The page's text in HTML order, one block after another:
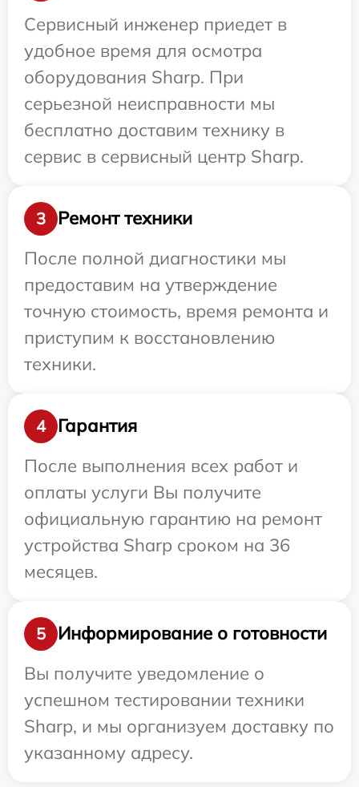
Сервисный инженер приедет в
удобное время для осмотра
оборудования Sharp. При
серьезной неисправности мы
бесплатно доставим технику в
сервис в сервисный центр Sharp.
3
Ремонт техники
После полной диагностики мы
предоставим на утверждение
точную стоимость, время ремонта и
приступим к восстановлению
техники.
4
Гарантия
После выполнения всех работ и
оплаты услуги Вы получите
официальную гарантию на ремонт
устройства Sharp сроком на 36
месяцев.
5
Информирование о готовности
Вы получите уведомление о
успешном тестировании техники
Sharp, и мы организуем доставку по
указанному адресу.